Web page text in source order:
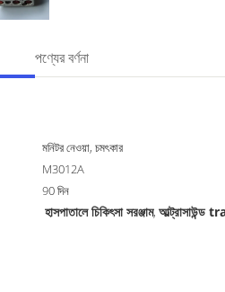
পণ্যের বর্ণনা
মনিটর নেওয়া, চমৎকার
M3012A
90 দিন
হাসপাতালে চিকিৎসা সরঞ্জাম,আল্ট্রাসাউন্ড